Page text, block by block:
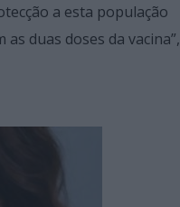
a esta população
duas doses da vacina”,